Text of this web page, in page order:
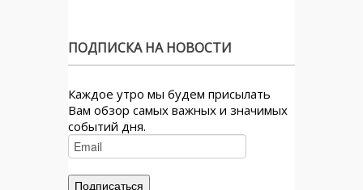
ПОДПИСКА НА НОВОСТИ
Каждое утро мы будем присылать
Вам обзор самых важных и значимых
событий дня.